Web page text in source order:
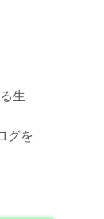
生
グを